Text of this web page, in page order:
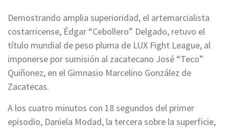
Demostrando amplia superioridad, el artemarcialista
costarricense, Édgar “Cebollero” Delgado, retuvo el
título mundial de peso pluma de LUX Fight League, al
imponerse por sumisión al zacatecano José “Teco”
Quiñonez, en el Gimnasio Marcelino González de
Zacatecas.
A los cuatro minutos con 18 segundos del primer
episodio, Daniela Modad, la tercera sobre la superficie,